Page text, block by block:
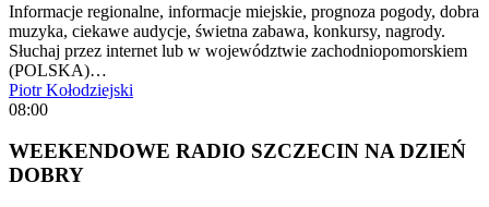
Informacje regionalne, informacje miejskie, prognoza pogody, dobra
muzyka, ciekawe audycje, świetna zabawa, konkursy, nagrody.
Słuchaj przez internet lub w województwie zachodniopomorskiem
(POLSKA)…
Piotr Kołodziejski
08:00
WEEKENDOWE RADIO SZCZECIN NA DZIEŃ
DOBRY